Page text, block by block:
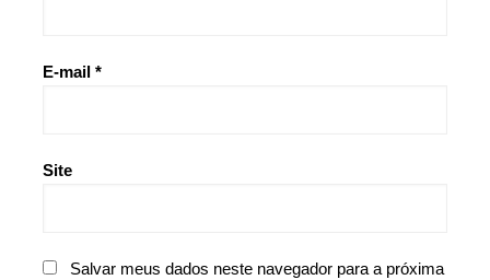
E-mail *
Site
Salvar meus dados neste navegador para a próxima